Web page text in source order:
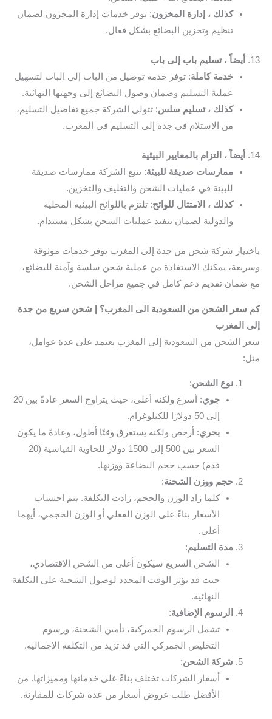
كذلك ، إدارة المخزون: توفر خدمات إدارة المخزون لضمان
تنظيم وتخزين البضائع بشكل فعال.
13.
أيضاً ، تسليم باب إلى باب
خدمة كاملة: توفر خدمة توصيل من الباب إلى الباب لتسهيل
عملية التسليم وضمان وصول البضائع إلى وجهتها النهائية.
كذلك ، تسليم سلس: تتولى الشركة جميع تفاصيل التسليم،
من الاستلام في جدة إلى التسليم في المغرب.
14.
أيضاً ، التزام بالمعايير البيئية
ممارسات صديقة للبيئة: تتبع الشركة ممارسات صديقة
للبيئة في عمليات الشحن والتغليف والتخزين.
كذلك ، الامتثال للوائح: تلتزم باللوائح البيئية المحلية
والدولية لضمان تنفيذ عمليات الشحن بشكل مستدام.
باختيار شركة شحن من جدة إلى المغرب توفر خدمات موثوقة
وسريعة، يمكنك الاستفادة من عملية شحن سلسة وآمنة للبضائع،
مع ضمان تقديم دعم كامل في جميع مراحل الشحن.
كم سعر الشحن من السعودية الى المغرب؟ | شحن سريع من جدة
إلى المغرب
سعر الشحن من السعودية إلى المغرب يعتمد على عدة عوامل،
مثل:
نوع الشحن:
جوي
: أسرع ولكنه أغلى، حيث يتراوح السعر عادةً بين 20
إلى 50 دولارًا للكيلوغرام.
بحري: أرخص ولكنه يستغرق وقتًا أطول، وعادةً ما يكون
السعر بين 500 إلى 1500 دولار للحاوية القياسية (20
قدم) حسب حجم البضاعة ووزنها.
حجم ووزن الشحنة:
كلما زاد الوزن والحجم، زادت التكلفة. يتم احتساب
الأسعار بناءً على الوزن الفعلي أو الوزن الحجمي، أيهما
أعلى.
مدة التسليم:
الشحن السريع سيكون أغلى من الشحن الاقتصادي،
حيث قد يؤثر الوقت المحدد لوصول الشحنة على التكلفة
النهائية.
الرسوم الإضافية:
تشمل الرسوم الجمركية، تأمين الشحنة، ورسوم
التخليص الجمركي التي قد تزيد من التكلفة الإجمالية.
شركة الشحن:
أسعار الشركات تختلف بناءً على خدماتها ومميزاتها. من
الأفضل طلب عروض أسعار من عدة شركات للمقارنة.